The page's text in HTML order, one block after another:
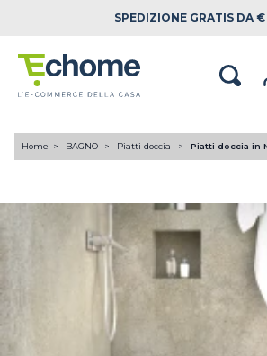
SPEDIZIONE GRATIS DA
Home BAGNO Piatti doccia Piatti doccia in